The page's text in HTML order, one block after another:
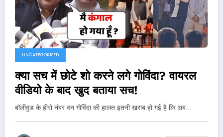
UNCATEGORISED
क्या सच में छोटे शो करने लगे गोविंदा? वायरल
वीडियो के बाद खुद बताया सच!
बॉलीवुड के हीरो नंबर वन गोविंदा की हालत इतनी खराब हो गई है कि अब…